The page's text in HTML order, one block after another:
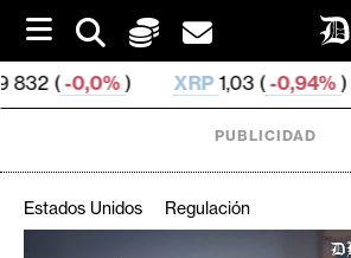
i
p
t
o
) XRP1,03 ( -0,94%) SOL
PUBLICIDAD
Estados Unidos Regulación